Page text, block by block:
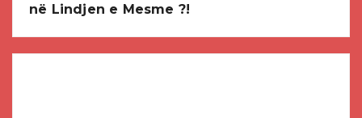
në Lindjen e Mesme ?!